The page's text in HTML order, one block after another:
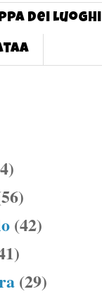
dei Luoghi
(42)
(29)